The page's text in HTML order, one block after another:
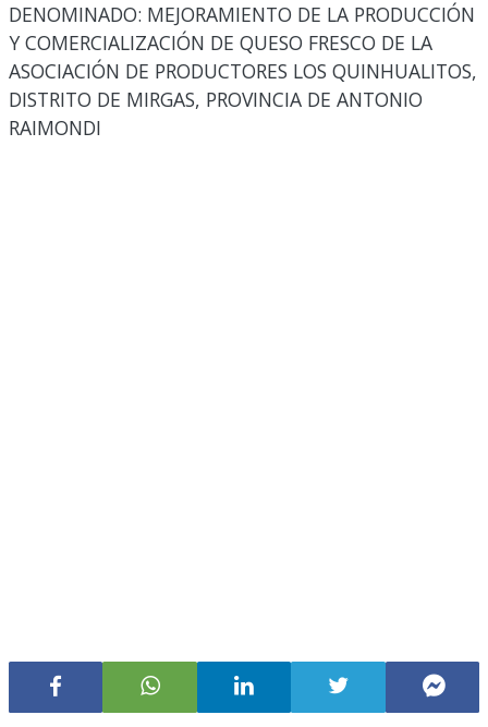
DENOMINADO: MEJORAMIENTO DE LA PRODUCCIÓN
Y COMERCIALIZACIÓN DE QUESO FRESCO DE LA
ASOCIACIÓN DE PRODUCTORES LOS QUINHUALITOS,
DISTRITO DE MIRGAS, PROVINCIA DE ANTONIO
RAIMONDI